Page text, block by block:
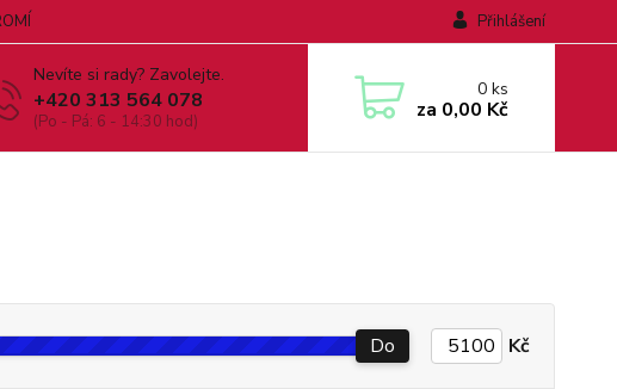
Přihlášení
Nevíte si rady? Zavolejte.
+420 313 564 078
(Po - Pá: 6 - 14:30 hod)
0ks
za 0,00 Kč
Do Kč